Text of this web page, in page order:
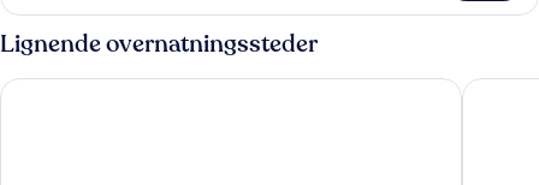
Accessible
Room
Lignende overnatningssteder
Hampton by Hilton Krakow Airport 7th